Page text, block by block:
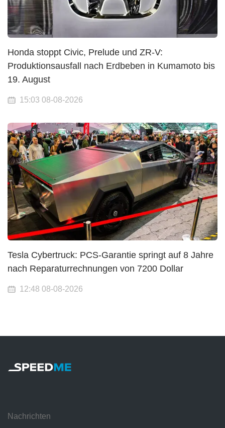
Honda stoppt Civic, Prelude und ZR-V:
Produktionsausfall nach Erdbeben in Kumamoto bis
19. August
15:03 08-08-2026
Tesla Cybertruck: PCS-Garantie springt auf 8 Jahre
nach Reparaturrechnungen von 7200 Dollar
12:48 08-08-2026
Nachrichten